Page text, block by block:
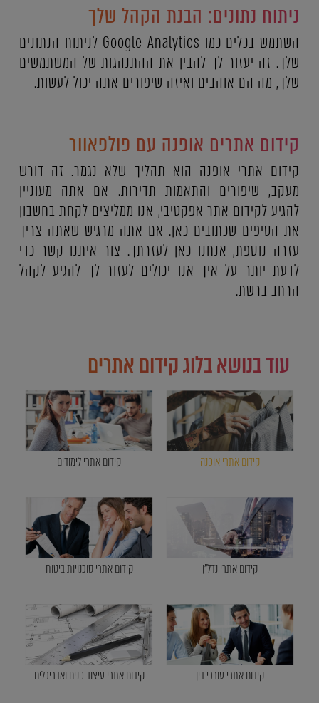
ניתוח נתונים: הבנת הקהל שלך
השתמש בכלים כמו Google Analytics לניתוח הנתונים
שלך. זה יעזור לך להבין את ההתנהגות של המשתמשים
שלך, מה הם אוהבים ואיזה שיפורים אתה יכול לעשות.
קידום אתרים אופנה עם פולפאוור
קידום אתרי אופנה הוא תהליך שלא נגמר. זה דורש
מעקב, שיפורים והתאמות תדירות. אם אתה מעוניין
להגיע לקידום אתר אפקטיבי, אנו ממליצים לקחת בחשבון
את הטיפים שכתובים כאן. אם אתה מרגיש שאתה צריך
עזרה נוספת, אנחנו כאן לעזרתך. צור איתנו קשר כדי
לדעת יותר על איך אנו יכולים לעזור לך להגיע לקהל
הרחב ברשת.
עוד בנושא בלוג קידום אתרים
קידום אתרי אופנה קידום אתרי לימודים
קידום אתרי נדל"ן קידום אתרי סוכנויות ביטוח
קידום אתרי עורכי דין קידום אתרי עיצוב פנים ואדריכלים